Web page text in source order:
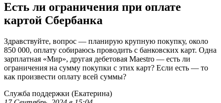
Есть ли ограничения при оплате
картой Сбербанка
Здравствуйте, вопрос — планирую крупную покупку, около
850 000, оплату собираюсь проводить с банковских карт. Одна
зарплатная «Мир», другая дебетовая Maestro — есть ли
ограничения на сумму покупки с этих карт? Если есть — то
как произвести оплату всей суммы?
Служба поддержки (Екатерина)